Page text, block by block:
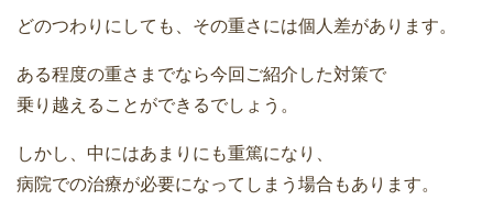
どのつわりにしても、その重さには個人差があります。
ある程度の重さまでなら今回ご紹介した対策で
乗り越えることができるでしょう。
しかし、中にはあまりにも重篤になり、
病院での治療が必要になってしまう場合もあります。